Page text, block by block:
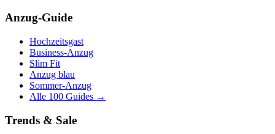
Anzug-Guide
Hochzeitsgast
Business-Anzug
Slim Fit
Anzug blau
Sommer-Anzug
Alle 100 Guides →
Trends & Sale